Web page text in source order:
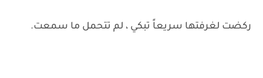
ركضت لغرفتها سريعاً تبكي ، لم تتحمل ما سمعت.